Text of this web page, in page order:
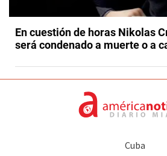
En cuestión de horas Nikolas
será condenado a muerte o a
Cuba